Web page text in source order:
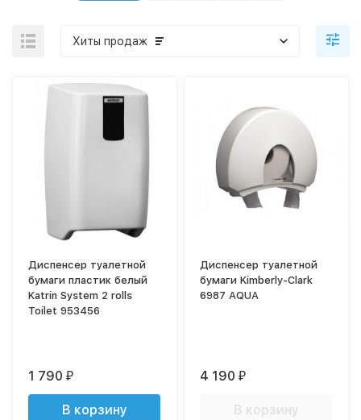
Хиты продаж
Диспенсер туалетной
бумаги пластик белый
Katrin System 2 rolls
Toilet 953456
1 790₽
В корзину
Диспенсер туалетной
бумаги Kimberly-Clark
6987 AQUA
4 190₽
В корзину